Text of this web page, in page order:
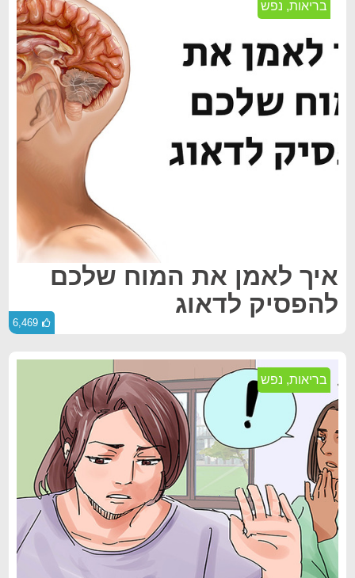
בריאות, נפש
איך לאמן את המוח שלכם
להפסיק לדאוג
6,469
בריאות, נפש